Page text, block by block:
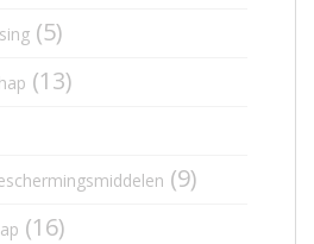
(5)
(13)
(9)
(16)